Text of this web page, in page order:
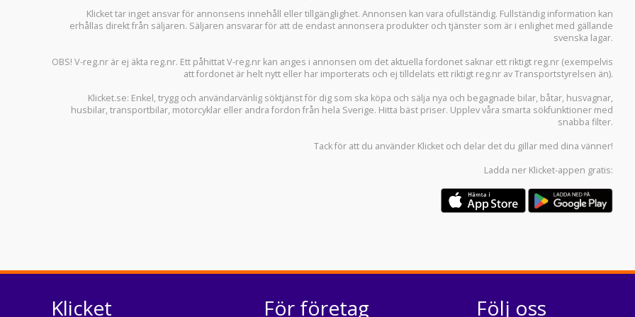
Klicket tar inget ansvar för annonsens innehåll eller tillgänglighet. Annonsen kan vara ofullständig. Fullständig information kan
erhållas direkt från säljaren. Säljaren ansvarar för att de endast annonsera produkter och tjänster som är i enlighet med gällande
svenska lagar.
OBS! V-reg.nr är ej äkta reg.nr. Ett påhittat V-reg.nr kan anges i annonsen om det aktuella fordonet saknar ett riktigt reg.nr (exempelvis
att fordonet är helt nytt eller har importerats och ej tilldelats ett riktigt reg.nr av Transportstyrelsen än).
Klicket.se: Enkel, trygg och användarvänlig söktjänst för dig som ska köpa och sälja nya och begagnade bilar, båtar, husvagnar,
husbilar,transportbilar, motorcyklar eller andra fordon från hela Sverige. Hitta bäst priser. Upplev våra smarta sökfunktioner med
snabba filter.
Tack för att du använder Klicket och delar det du gillar med dina vänner!
Ladda ner Klicket-appen gratis:
Klicket För företag Följ oss